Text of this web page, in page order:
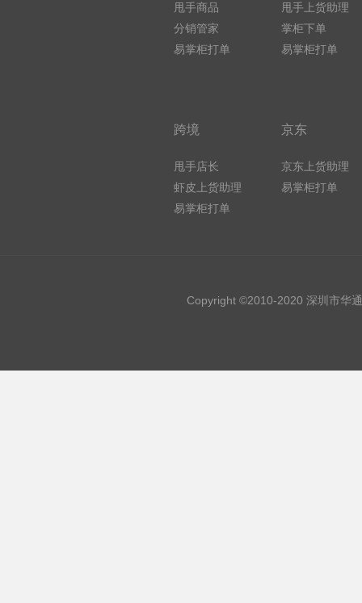
甩手商品
分销管家
易掌柜打单
甩手上货助理
掌柜下单
易掌柜打单
跨境
甩手店长
虾皮上货助理
易掌柜打单
京东
京东上货助理
易掌柜打单
Copyright ©2010-2020 深圳市华